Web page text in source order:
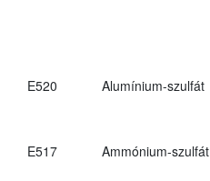
E520 Alumínium-szulfát
E517
Ammónium-szulfát